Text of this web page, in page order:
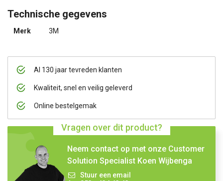
Al 130 jaar tevreden klanten
Kwaliteit, snel en veilig geleverd
Online bestelgemak
Vragen over dit product?
Neem contact op met onze Customer
Solution Specialist Koen Wijbenga
Stuur een email
Technische gegevens
Merk 3M